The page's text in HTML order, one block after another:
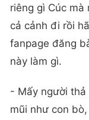
riêng gì Cúc mà
cả cảnh đi rồi
fanpage đăng
này làm gì.
- Mấy người
mũi như con